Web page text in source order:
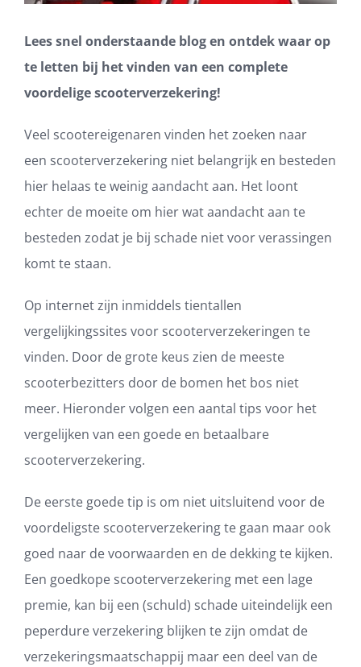
Lees snel onderstaande blog en ontdek waar op
te letten bij het vinden van een complete
voordelige scooterverzekering!
Veel scootereigenaren vinden het zoeken naar
een scooterverzekering niet belangrijk en besteden
hier helaas te weinig aandacht aan. Het loont
echter de moeite om hier wat aandacht aan te
besteden zodat je bij schade niet voor verassingen
komt te staan.
Op internet zijn inmiddels tientallen
vergelijkingssites voor scooterverzekeringen te
vinden. Door de grote keus zien de meeste
scooterbezitters door de bomen het bos niet
meer. Hieronder volgen een aantal tips voor het
vergelijken van een goede en betaalbare
scooterverzekering.
De eerste goede tip is om niet uitsluitend voor de
voordeligste scooterverzekering te gaan maar ook
goed naar de voorwaarden en de dekking te kijken.
Een goedkope scooterverzekering met een lage
premie, kan bij een (schuld) schade uiteindelijk een
peperdure verzekering blijken te zijn omdat de
verzekeringsmaatschappij maar een deel van de